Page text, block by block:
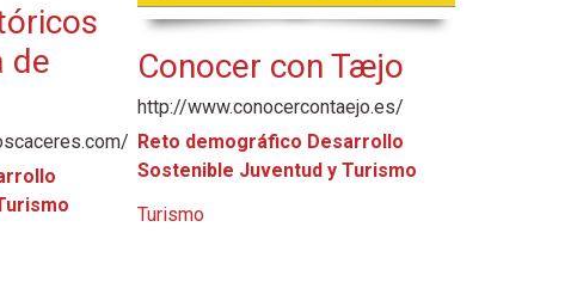
de
Conocer con Tæjo
http://www.conocercontaejo.es/
Reto demográfico Desarrollo
Sostenible Juventud y Turismo
Turismo